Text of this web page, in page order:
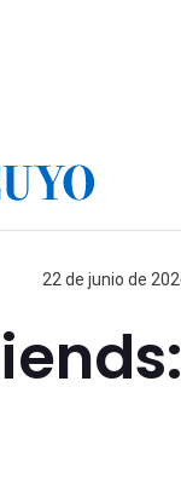
22 de junio de